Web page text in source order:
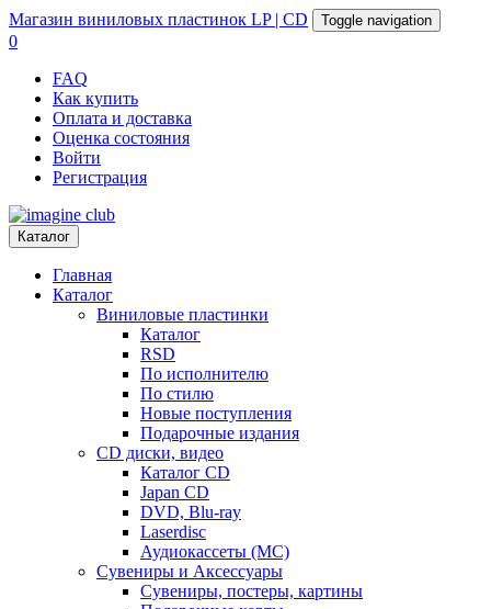
Магазин виниловых пластинок LP | CD Toggle navigation
0
FAQ
Как купить
Оплата и доставка
Оценка состояния
Войти
Регистрация
Каталог
Главная
Каталог
Виниловые пластинки
Каталог
RSD
По исполнителю
По стилю
Новые поступления
Подарочные издания
CD диски, видео
Каталог CD
Japan CD
DVD, Blu-ray
Laserdisc
Аудиокассеты (MC)
Сувениры и Аксессуары
Сувениры, постеры, картины